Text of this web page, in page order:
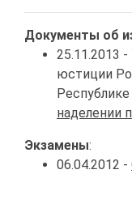
Документы об
25.11.2013
юстиции
наделении
Экзамены:
06.04.2012 -